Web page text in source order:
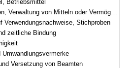
Betriebsmittel
von Mitteln oder Vermögensgegenständen
Verwendungsnachweise, Stichproben
zeitliche Bindung
Versetzung von Beamten